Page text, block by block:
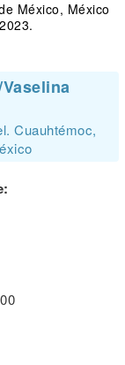
México, México
Cuauhtémoc,